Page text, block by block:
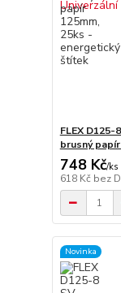
FLEX
brusný
748 Kč/ks
618 Kč bez
Novinka